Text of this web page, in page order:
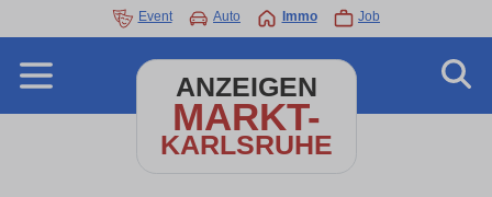
Event Auto Immo Job
ANZEIGEN
MARKT-
KARLSRUHE